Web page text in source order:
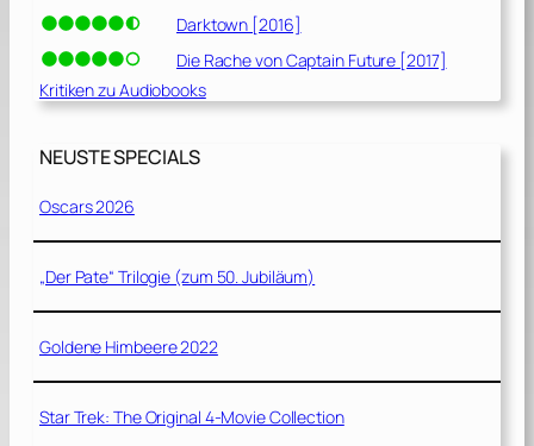
Darktown [2016]
Die Rache von Captain Future [2017]
Kritiken zu Audiobooks
NEUSTE SPECIALS
Oscars 2026
„Der Pate“ Trilogie (zum 50. Jubiläum)
Goldene Himbeere 2022
Star Trek: The Original 4-Movie Collection